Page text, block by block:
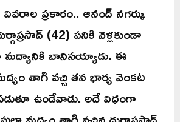
ప్రకారం.. ఆనంద్ నగర్కు
(42) పనికి వెళ్లకుండా
మద్యానికి బానిసయ్యాడు. ఈ
తాగి వచ్చి తన భార్య వెంకట
ఉండేవాడు. అదే విధంగా